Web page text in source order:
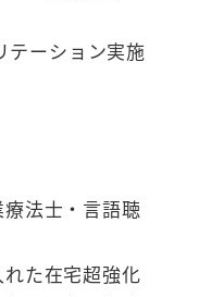
テーション実施
法士・言語聴
た在宅超強化